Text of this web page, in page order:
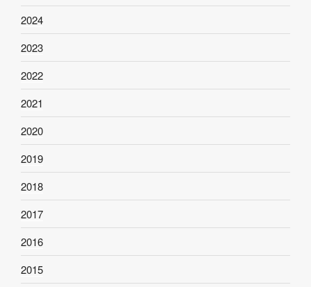
2024
2023
2022
2021
2020
2019
2018
2017
2016
2015